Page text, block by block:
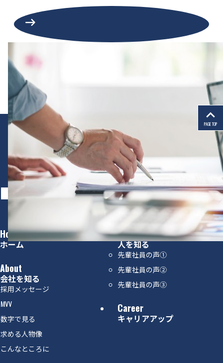
arrow_right_alt
PAGE TOP
Recruit Site
コーポレートサイトはこちら
Home
ホーム
About
会社を知る
採用メッセージ
MVV
数字で見る
求める人物像
こんなところに
People
人を知る
先輩社員の声①
先輩社員の声②
先輩社員の声③
Career
キャリアアップ